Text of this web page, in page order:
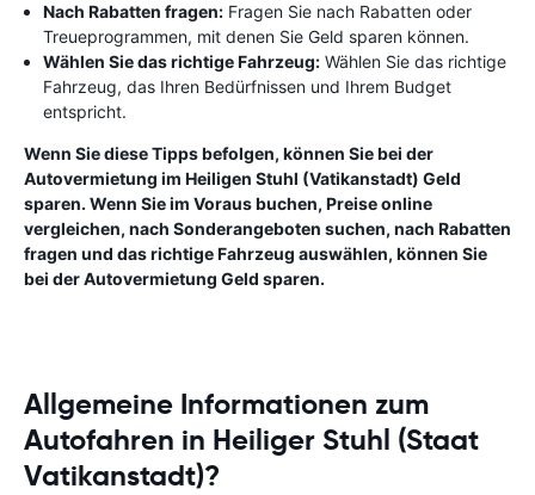
Nach Rabatten fragen: Fragen Sie nach Rabatten oder
Treueprogrammen, mit denen Sie Geld sparen können.
Wählen Sie das richtige Fahrzeug: Wählen Sie das richtige
Fahrzeug, das Ihren Bedürfnissen und Ihrem Budget
entspricht.
Wenn Sie diese Tipps befolgen, können Sie bei der
Autovermietung im Heiligen Stuhl (Vatikanstadt) Geld
sparen. Wenn Sie im Voraus buchen, Preise online
vergleichen, nach Sonderangeboten suchen, nach Rabatten
fragen und das richtige Fahrzeug auswählen, können Sie
bei der Autovermietung Geld sparen.
Allgemeine Informationen zum
Autofahren in Heiliger Stuhl (Staat
Vatikanstadt)?